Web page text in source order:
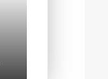
गण्डकी
प्रदेशमा
नयाँ
नेतृत्व